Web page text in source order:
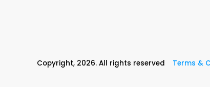
Copyright, 2026. All rights reserved Terms &